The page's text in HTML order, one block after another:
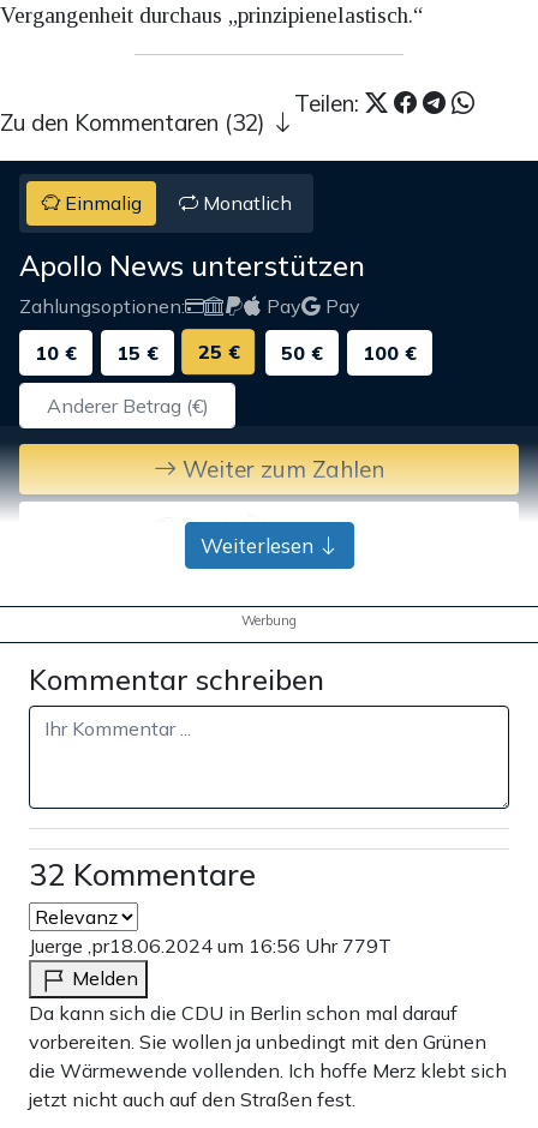
Vergangenheit durchaus „prinzipienelastisch.“
Teilen:
Zu den Kommentaren (32)
Einmalig Monatlich
Apollo News unterstützen
Zahlungsoptionen: Pay
Pay
10 €
15 € 25 € 50 € 100 €
Weiter zum Zahlen
Bank-Überweisung
Weiterlesen
Werbung
Kommentar schreiben
32 Kommentare
Juerge ,pr18.06.2024 um 16:56 Uhr 779T
Melden
Da kann sich die CDU in Berlin schon mal darauf
vorbereiten. Sie wollen ja unbedingt mit den Grünen
die Wärmewende vollenden. Ich hoffe Merz klebt sich
jetzt nicht auch auf den Straßen fest.